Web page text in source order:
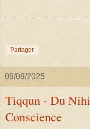
Partager
09/09/2025
Tiqqun - Du
Conscience